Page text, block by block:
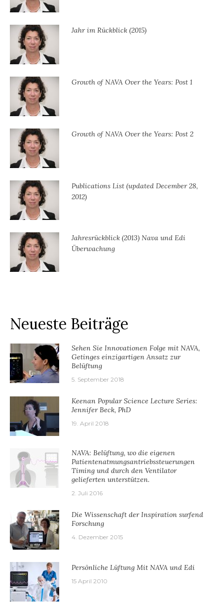
Jahr im Rückblick (2015)
Growth of NAVA Over the Years: Post 1
Growth of NAVA Over the Years: Post 2
Publications List (updated December 28,
2012)
Jahresrückblick (2013) Nava und Edi
Überwachung
Neueste Beiträge
Sehen Sie Innovationen Folge mit NAVA,
Getinges einzigartigen Ansatz zur
Belüftung
5. September 2018
Keenan Popular Science Lecture Series:
Jennifer Beck, PhD
19. April 2018
NAVA: Belüftung, wo die eigenen
Patientenatmungsantriebssteuerungen
Timing und durch den Ventilator
gelieferten unterstützen.
2. Juli 2016
Die Wissenschaft der Inspiration surfend
Forschung
4. Dezember 2015
Persönliche Lüftung Mit NAVA und Edi
15 April 2010